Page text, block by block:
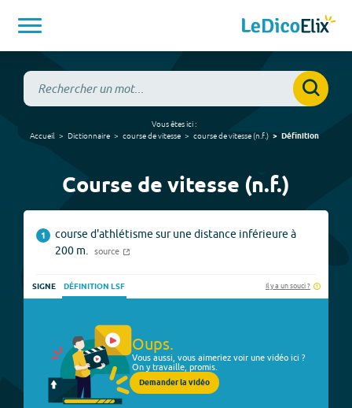
Vous êtes ici :
Accueil
Dictionnaire course de vitesse course de vitesse(n.f.) Définition
Course de vitesse (n.f.)
1
course d'athlétisme sur une distance inférieure à
200 m.
source
SIGNE DÉFINITION LSF Il y a un souci ?
Oups.
Vous aussi, vous aimeriez voir une vidéo ici ?
On y travaille, promis.
Demander la vidéo